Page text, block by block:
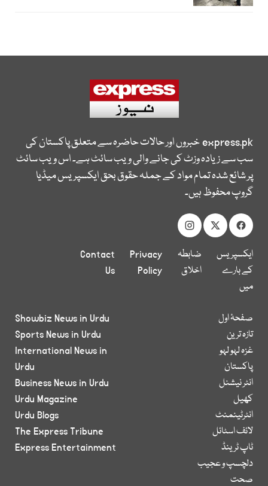
express.pkخبروں اور حالات حاضرہ سے متعلق پاکستان کی
سب سے زیادہ وزٹ کی جانے والی ویب سائٹ ہے۔ اس ویب سائٹ
پر شائع شدہ تمام مواد کے جملہ حقوق بحق ایکسپریس میڈیا
گروپ محفوظ ہیں۔
ایکسپریس
کے بارے
میں
ضابطہ
اخلاق
Privacy
Policy
Contact
Us
صفحۂ اول
تازہ ترین
غزہ لہو لہو
پاکستان
انٹر نیشنل
کھیل
انٹرٹینمنٹ
لائف اسٹائل
ٹاپ ٹرینڈ
دلچسپ و عجیب
صحت
Showbiz News in Urdu
Sports News in Urdu
International News in
Urdu
Business News in Urdu
Urdu Magazine
Urdu Blogs
The Express Tribune
Express Entertainment